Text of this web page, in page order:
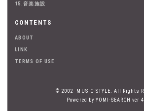
15.音楽施設
CONTENTS
ABOUT
LINK
TERMS OF USE
© 2002- MUSIC-STYLE. All Rights
Powered by YOMI-SEARCH ver